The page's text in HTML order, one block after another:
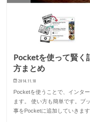
Pocketを使って賢く
方まとめ
2014.11.18
Pocketを使うことで、インタ
ます。 使い方も簡単です。ブ
事をPocketに追加していきま